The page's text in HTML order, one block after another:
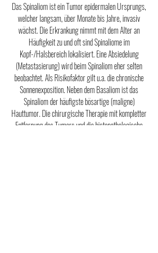
Das Spinaliom ist ein Tumor epidermalen Ursprungs,
welcher langsam, über Monate bis Jahre, invasiv
wächst. Die Erkrankung nimmt mit dem Alter an
Häufigkeit zu und oft sind Spinaliome im
Kopf-/Halsbereich lokalisiert. Eine Absiedelung
(Metastasierung) wird beim Spinaliom eher selten
beobachtet. Als Risikofaktor gilt u.a. die chronische
Sonnenexposition. Neben dem Basaliom ist das
Spinaliom der häufigste bösartige (maligne)
Hauttumor. Die chirurgische Therapie mit kompletter
Entfernung des Tumors und die histopathologische